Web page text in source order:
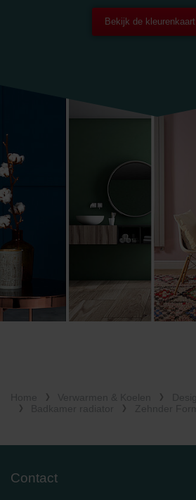
Bekijk de kleurenkaart
Contact